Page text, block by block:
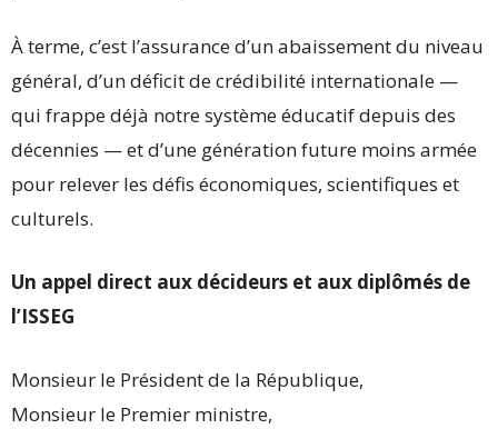
À terme, c’est l’assurance d’un abaissement du niveau
général, d’un déficit de crédibilité internationale —
qui frappe déjà notre système éducatif depuis des
décennies — et d’une génération future moins armée
pour relever les défis économiques, scientifiques et
culturels.
Un appel direct aux décideurs et aux diplômés de
l’ISSEG
Monsieur le Président de la République,
Monsieur le Premier ministre,